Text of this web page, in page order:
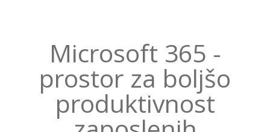
Microsoft 365 -
prostor za boljšo
produktivnost